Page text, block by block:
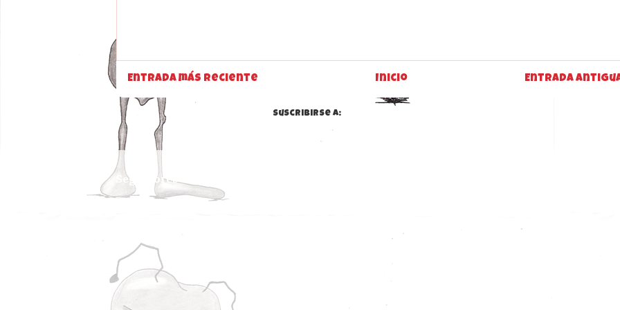
Entrada más reciente Entrada
Inicio
Suscribirse a:
Seguidores